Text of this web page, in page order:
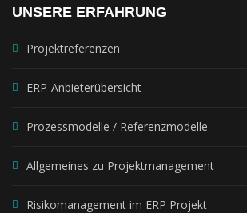
UNSERE ERFAHRUNG
Projektreferenzen
ERP-Anbieterübersicht
Prozessmodelle / Referenzmodelle
Allgemeines zu Projektmanagement
Risikomanagement im ERP Projekt